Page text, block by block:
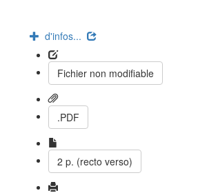
d'infos...
Fichier non modifiable
.PDF
2 p. (recto verso)